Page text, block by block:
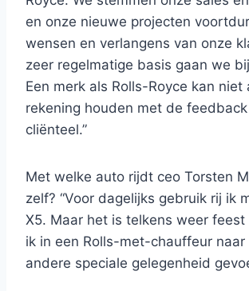
en onze nieuwe projecten
wensen en verlangens van onze
zeer regelmatige basis gaan we
Een merk als Rolls-Royce kan niet
rekening houden met de
cliënteel.”
Met welke auto rijdt ceo Torsten
zelf? “Voor dagelijks gebruik rij ik
X5. Maar het is telkens weer feest
ik in een Rolls-met-chauffeur naar
andere speciale gelegenheid